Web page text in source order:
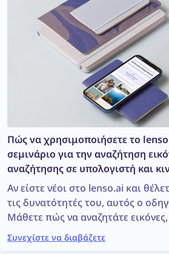
Πώς να χρησιμοποιήσετε το
σεμινάριο για την αναζήτηση
αναζήτησης σε υπολογιστή και
Αν είστε νέοι στο lenso.ai και
τις δυνατότητές του, αυτός ο
Μάθετε πώς να αναζητάτε
ειδοποιήσεις, να χρησιμοποιείτε
ενεργοποιείτε τη Λειτουργία
Συνεχίστε να διαβάζετε